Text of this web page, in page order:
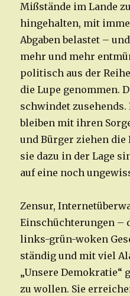
Mißstände im Lande
hingehalten, mit
Abgaben belastet –
mehr und mehr
politisch aus der
die Lupe genommen.
schwindet
bleiben mit ihren
und Bürger ziehen die
sie dazu in der Lage
auf eine noch
Zensur,
Einschüchterungen –
links-grün-woken
ständig und mit viel
„Unsere Demokratie“
zu wollen. Sie